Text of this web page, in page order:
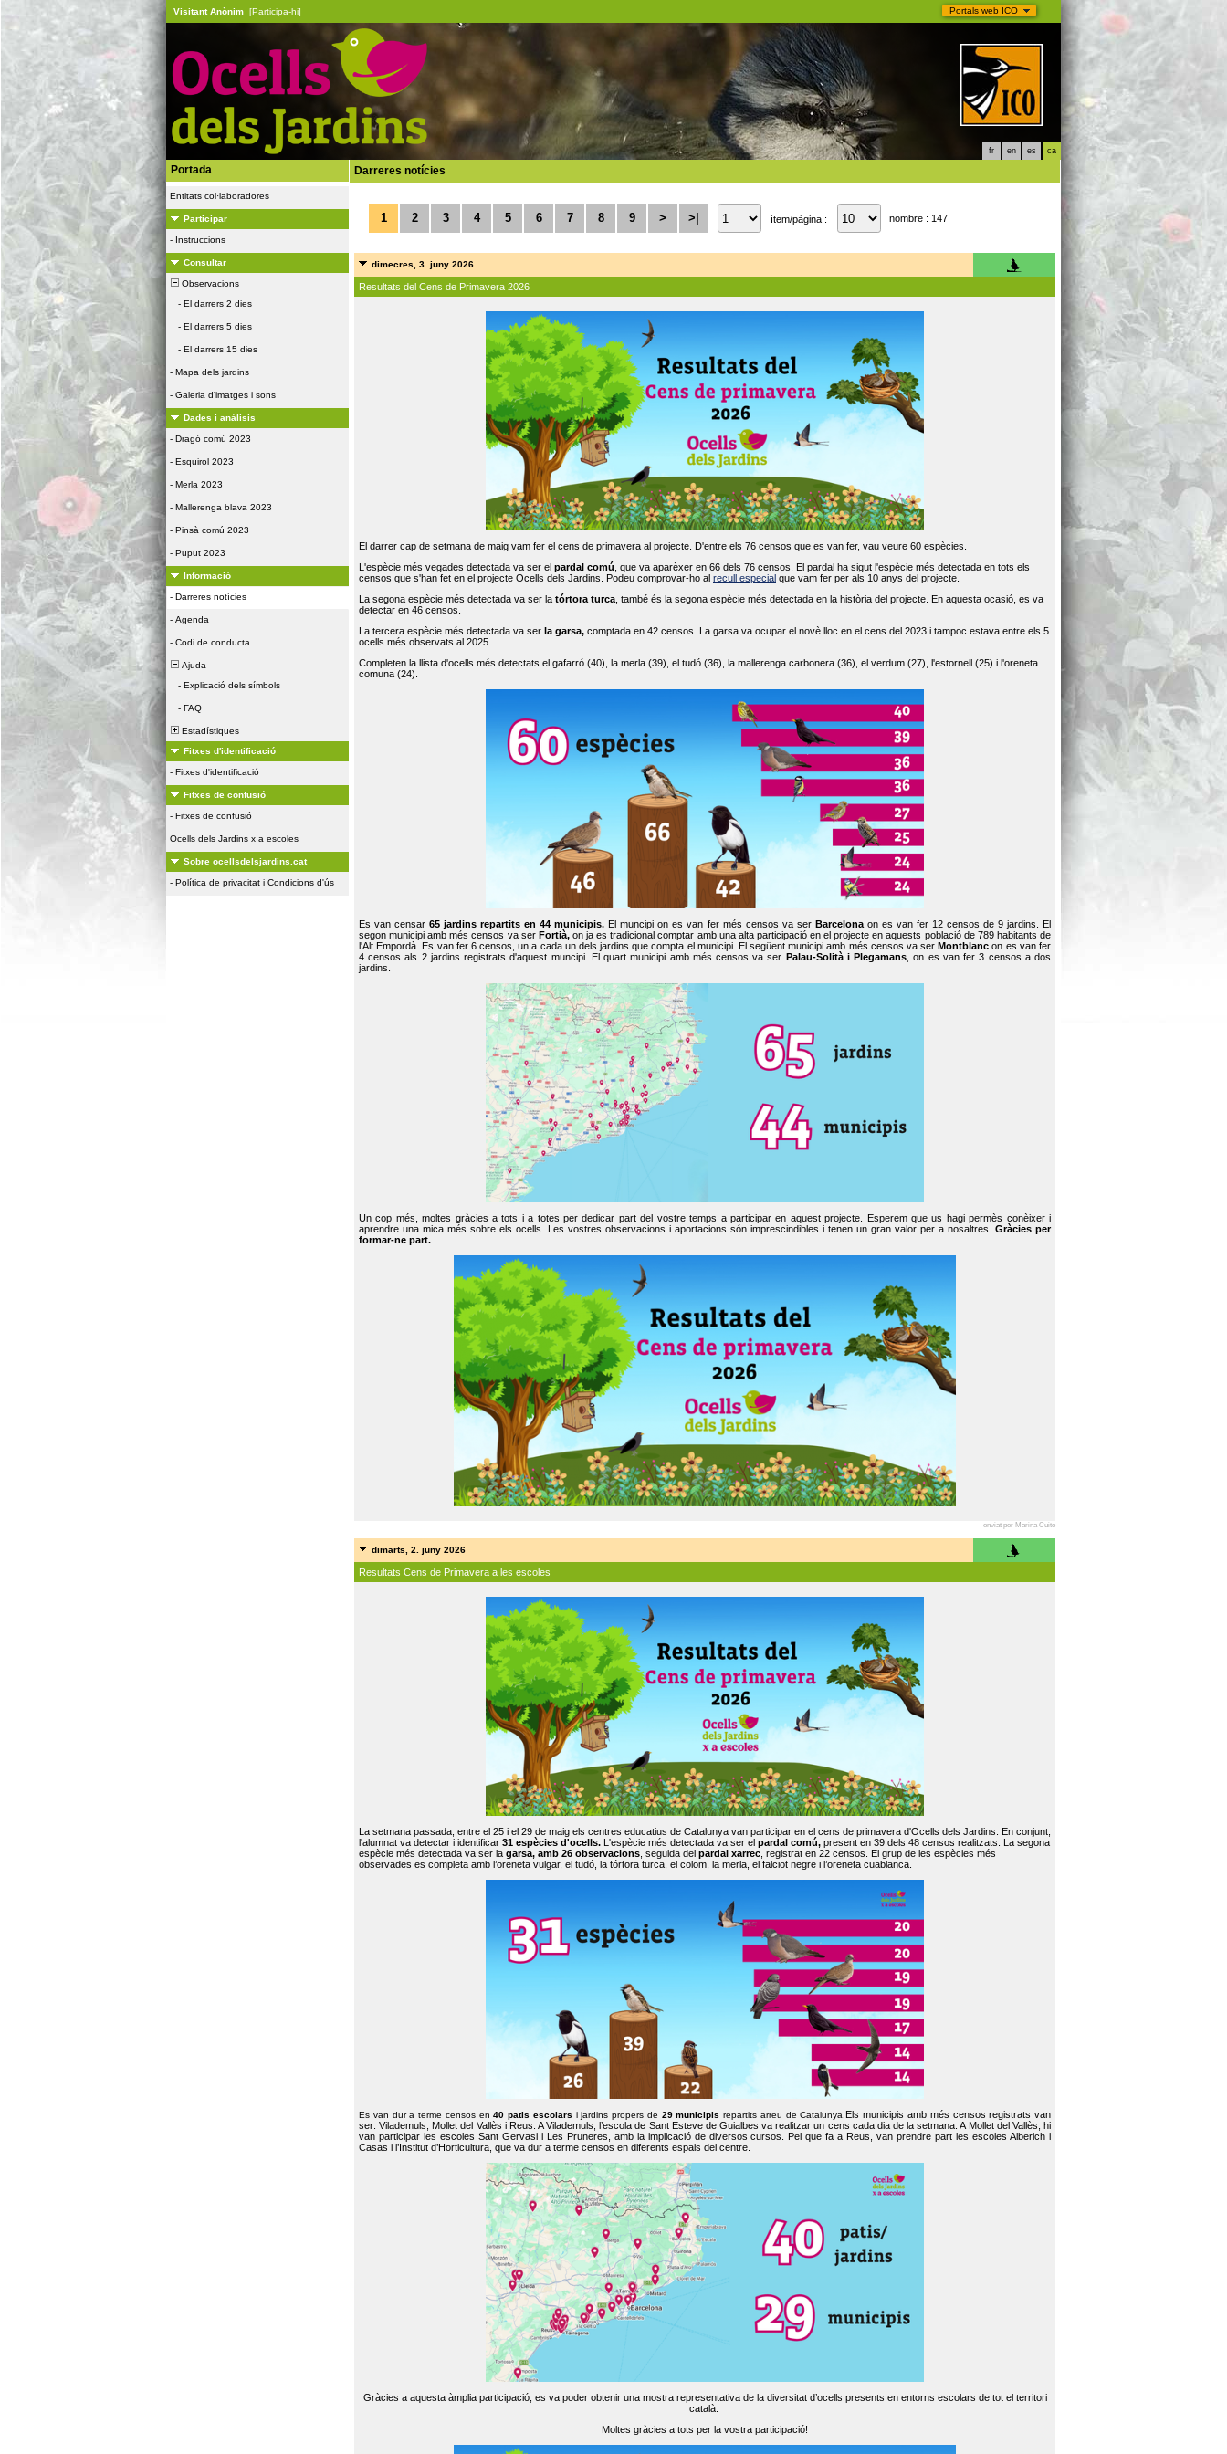
Portals web ICO
Visitant Anònim [Participa-hi]
fr en es ca
Portada
Entitats col·laboradores
Participar
- Instruccions
Consultar
Observacions
- El darrers 2 dies
- El darrers 5 dies
- El darrers 15 dies
- Mapa dels jardins
- Galeria d'imatges i sons
Dades i anàlisis
- Dragó comú 2023
- Esquirol 2023
- Merla 2023
- Mallerenga blava 2023
- Pinsà comú 2023
- Puput 2023
Informació
- Darreres notícies
- Agenda
- Codi de conducta
Ajuda
- Explicació dels símbols
- FAQ
Estadístiques
Fitxes d'identificació
- Fitxes d'identificació
Fitxes de confusió
- Fitxes de confusió
Ocells dels Jardins x a escoles
Sobre ocellsdelsjardins.cat
- Política de privacitat i Condicions d'ús
Darreres notícies
1 2 3 4 5 6 7 8 9 > >| ítem/pàgina : nombre : 147
dimecres, 3. juny 2026
Resultats del Cens de Primavera 2026
El darrer cap de setmana de maig vam fer el cens de primavera al projecte. D'entre els 76 censos que es van fer, vau veure 60 espècies.
L'espècie més vegades detectada va ser el pardal comú , que va aparèxer en 66 dels 76 censos. El pardal ha sigut l'espècie més detectada en tots els
censos que s'han fet en el projecte Ocells dels Jardins. Podeu comprovar-ho al recull especial que vam fer per als 10 anys del projecte.
La segona espècie més detectada va ser la tórtora turca , també és la segona espècie més detectada en la història del projecte. En aquesta ocasió, es va
detectar en 46 censos.
La tercera espècie més detectada va ser la garsa, comptada en 42 censos. La garsa va ocupar el novè lloc en el cens del 2023 i tampoc estava entre els 5
ocells més observats al 2025.
Completen la llista d'ocells més detectats el gafarró (40), la merla (39), el tudó (36), la mallerenga carbonera (36), el verdum (27), l'estornell (25) i l'oreneta
comuna (24).
Es van censar65 jardins repartits en 44 municipis. El muncipi on es van fer més censos va ser Barcelonaon es van fer 12 censos de 9 jardins. El
segon municipi amb més censos va ser Fortià, on ja es tradicional comptar amb una alta participació en el projecte en aquests població de 789 habitants de
l'Alt Empordà. Es van fer 6 censos, un a cada un dels jardins que compta el municipi. El següent municipi amb més censos va serMontblanc on es van fer
4 censos als 2 jardins registrats d'aquest muncipi. El quart municipi amb més censos va ser Palau-Solità i Plegamans , on es van fer 3 censos a dos
jardins.
Un cop més, moltes gràcies a tots i a totes per dedicar part del vostre temps a participar en aquest projecte. Esperem que us hagi permès conèixer i
aprendre una mica més sobre els ocells. Les vostres observacions i aportacions són imprescindibles i tenen un gran valor per a nosaltres. Gràcies per
formar-ne part.
enviat per Marina Cuito
dimarts, 2. juny 2026
Resultats Cens de Primavera a les escoles
La setmana passada, entre el 25 i el 29 de maig els centres educatius de Catalunya van participar en el cens de primavera d'Ocells dels Jardins. En conjunt,
l'alumnat va detectar i identificar 31 espècies d'ocells. L'espècie més detectada va ser el pardal comú, present en 39 dels 48 censos realitzats. La segona
espècie més detectada va ser la garsa, amb 26 observacions , seguida del pardal xarrec , registrat en 22 censos. El grup de les espècies més
observades es completa amb l’oreneta vulgar, el tudó, la tórtora turca, el colom, la merla, el falciot negre i l’oreneta cuablanca.
Es van dur a terme censos en40 patis escolars i jardins propers de 29 municipis repartits arreu de Catalunya. Els municipis amb més censos registrats van
ser: Vilademuls, Mollet del Vallès i Reus. A Vilademuls, l’escola de Sant Esteve de Guialbes va realitzar un cens cada dia de la setmana. A Mollet del Vallès, hi
van participar les escoles Sant Gervasi i Les Pruneres, amb la implicació de diversos cursos. Pel que fa a Reus, van prendre part les escoles Alberich i
Casas i l’Institut d’Horticultura, que va dur a terme censos en diferents espais del centre.
Gràcies a aquesta àmplia participació, es va poder obtenir una mostra representativa de la diversitat d’ocells presents en entorns escolars de tot el territori
català.
Moltes gràcies a tots per la vostra participació!